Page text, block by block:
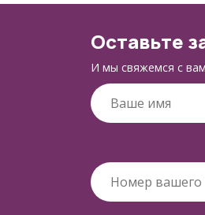
Оставьте
И мы свяжемся с